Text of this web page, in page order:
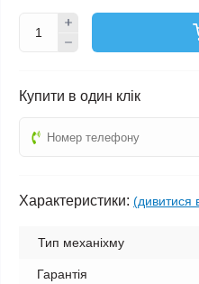
Купити в один клік
Характеристики: (дивитися
Тип механіхму
Гарантія